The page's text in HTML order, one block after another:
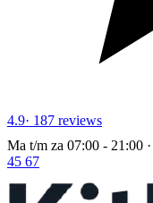
4.9· 187 reviews
Ma t/m za 07:00 - 21:00
45 67